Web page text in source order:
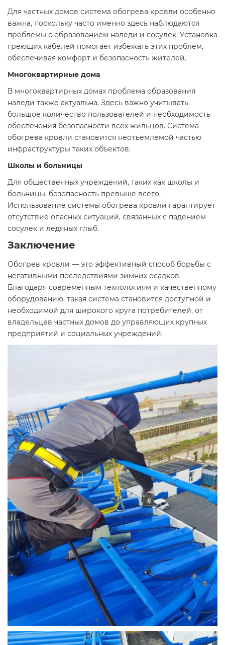
Для частных домов система обогрева кровли особенно
важна, поскольку часто именно здесь наблюдаются
проблемы с образованием наледи и сосулек. Установка
греющих кабелей помогает избежать этих проблем,
обеспечивая комфорт и безопасность жителей.
Многоквартирные дома
В многоквартирных домах проблема образования
наледи также актуальна. Здесь важно учитывать
большое количество пользователей и необходимость
обеспечения безопасности всех жильцов. Система
обогрева кровли становится неотъемлемой частью
инфраструктуры таких объектов.
Школы и больницы
Для общественных учреждений, таких как школы и
больницы, безопасность превыше всего.
Использование системы обогрева кровли гарантирует
отсутствие опасных ситуаций, связанных с падением
сосулек и ледяных глыб.
Заключение
Обогрев кровли — это эффективный способ борьбы с
негативными последствиями зимних осадков.
Благодаря современным технологиям и качественному
оборудованию, такая система становится доступной и
необходимой для широкого круга потребителей, от
владельцев частных домов до управляющих крупных
предприятий и социальных учреждений.